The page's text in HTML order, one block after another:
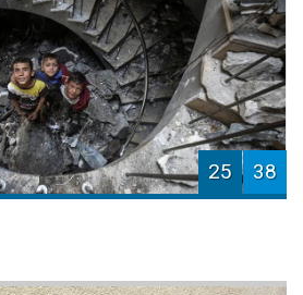
25 38